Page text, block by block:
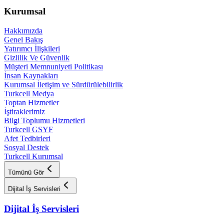
Kurumsal
Hakkımızda
Genel Bakış
Yatırımcı İlişkileri
Gizlilik Ve Güvenlik
Müşteri Memnuniyeti Politikası
İnsan Kaynakları
Kurumsal İletişim ve Sürdürülebilirlik
Turkcell Medya
Toptan Hizmetler
İştiraklerimiz
Bilgi Toplumu Hizmetleri
Turkcell GSYF
Afet Tedbirleri
Sosyal Destek
Turkcell Kurumsal
Tümünü Gör
Dijital İş Servisleri
Dijital İş Servisleri